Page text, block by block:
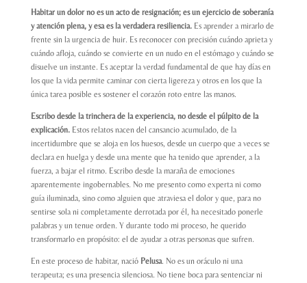
Habitar un dolor no es un acto de resignación; es un ejercicio de soberanía
y atención plena, y esa es la verdadera resiliencia.Es aprender a mirarlo de
frente sin la urgencia de huir. Es reconocer con precisión cuándo aprieta y
cuándo afloja, cuándo se convierte en un nudo en el estómago y cuándo se
disuelve un instante. Es aceptar la verdad fundamental de que hay días en
los que la vida permite caminar con cierta ligereza y otros en los que la
única tarea posible es sostener el corazón roto entre las manos.
Escribo desde la trinchera de la experiencia, no desde el púlpito de la
explicación.Estos relatos nacen del cansancio acumulado, de la
incertidumbre que se aloja en los huesos, desde un cuerpo que a veces se
declara en huelga y desde una mente que ha tenido que aprender, a la
fuerza, a bajar el ritmo. Escribo desde la maraña de emociones
aparentemente ingobernables. No me presento como experta ni como
guía iluminada, sino como alguien que atraviesa el dolor y que, para no
sentirse sola ni completamente derrotada por él, ha necesitado ponerle
palabras y un tenue orden. Y durante todo mi proceso, he querido
transformarlo en propósito: el de ayudar a otras personas que sufren.
En este proceso de habitar, nació Pelusa. No es un oráculo ni una
terapeuta; es una presencia silenciosa. No tiene boca para sentenciar ni